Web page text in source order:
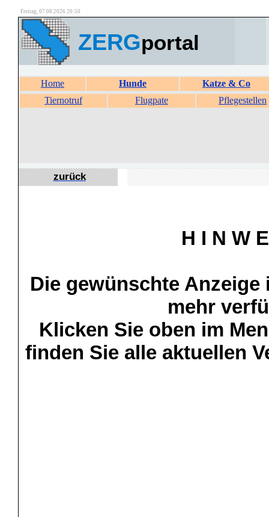
Freitag, 07.08.2026 20:50
ZERGportal
Home Hunde
Katze & Co
Tiernotruf
Flugpate Pflegestellen
zurück
H I N W
Die gewünschte
mehr
Klicken Sie oben im
finden Sie alle aktuellen